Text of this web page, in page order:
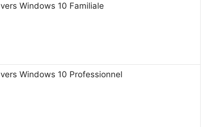
vers Windows 10 Familiale
vers Windows 10 Professionnel